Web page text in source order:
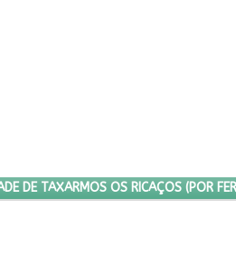
E A NECESSIDADE DE TAXARMOS OS
DE TAXARMOS OS RICAÇOS (POR